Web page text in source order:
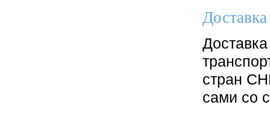
Доставка
стран
сами со